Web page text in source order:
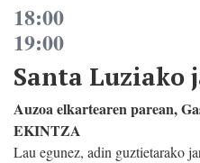
18:00
19:00
Santa Luziako
Auzoa elkartearen parean,
EKINTZA
Lau egunez, adin guztietarako